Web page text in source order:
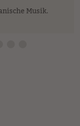
Musik.